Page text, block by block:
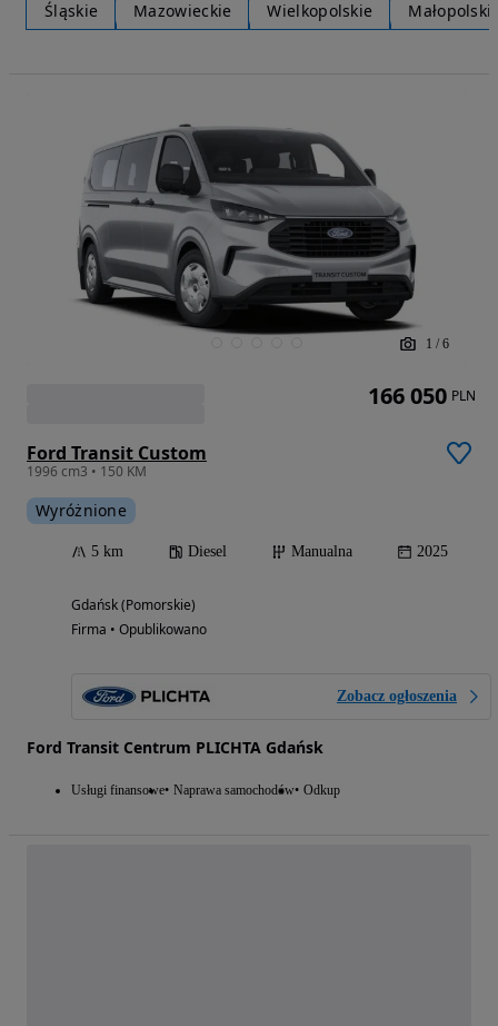
Śląskie Mazowieckie Wielkopolskie
1 / 6
Ford Transit Custom
1996 cm3 • 150 KM
Wyróżnione
5 km Diesel Manualna 2025
Gdańsk (Pomorskie)
Firma • Opublikowano
Zobacz ogłoszenia
Ford Transit Centrum PLICHTA Gdańsk
Usługi finansowe Naprawa samochodów Odkup
166 050 PLN